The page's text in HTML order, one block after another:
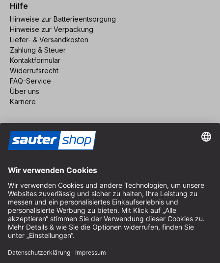
Hilfe
Hinweise zur Batterieentsorgung
Hinweise zur Verpackung
Liefer- & Versandkosten
Zahlung & Steuer
Kontaktformular
Widerrufsrecht
FAQ-Service
Über uns
Karriere
Impressum
AGB
Datenschutz
Cookie-Einstellungen
© 2026 sauter GmbH